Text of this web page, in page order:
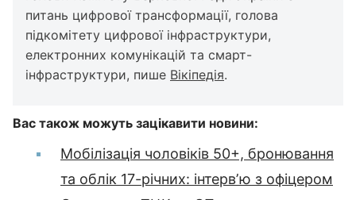
питань цифрової трансформації, голова
підкомітету цифрової інфраструктури,
електронних комунікацій та смарт-
інфраструктури, пише Вікіпедія.
Вас також можуть зацікавити новини:
Мобілізація чоловіків 50+, бронювання
та облік 17-річних: інтервʼю з офіцером